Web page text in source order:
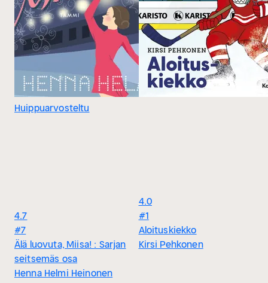
Huippuarvosteltu
4.7
#7
Älä luovuta, Miisa! : Sarjan
seitsemäs osa
Henna Helmi Heinonen
4.0
#1
Aloituskiekko
Kirsi Pehkonen